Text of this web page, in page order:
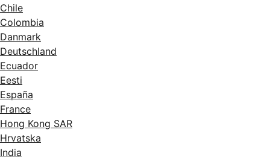
Chile
Colombia
Danmark
Deutschland
Ecuador
Eesti
España
France
Hong Kong SAR
Hrvatska
India